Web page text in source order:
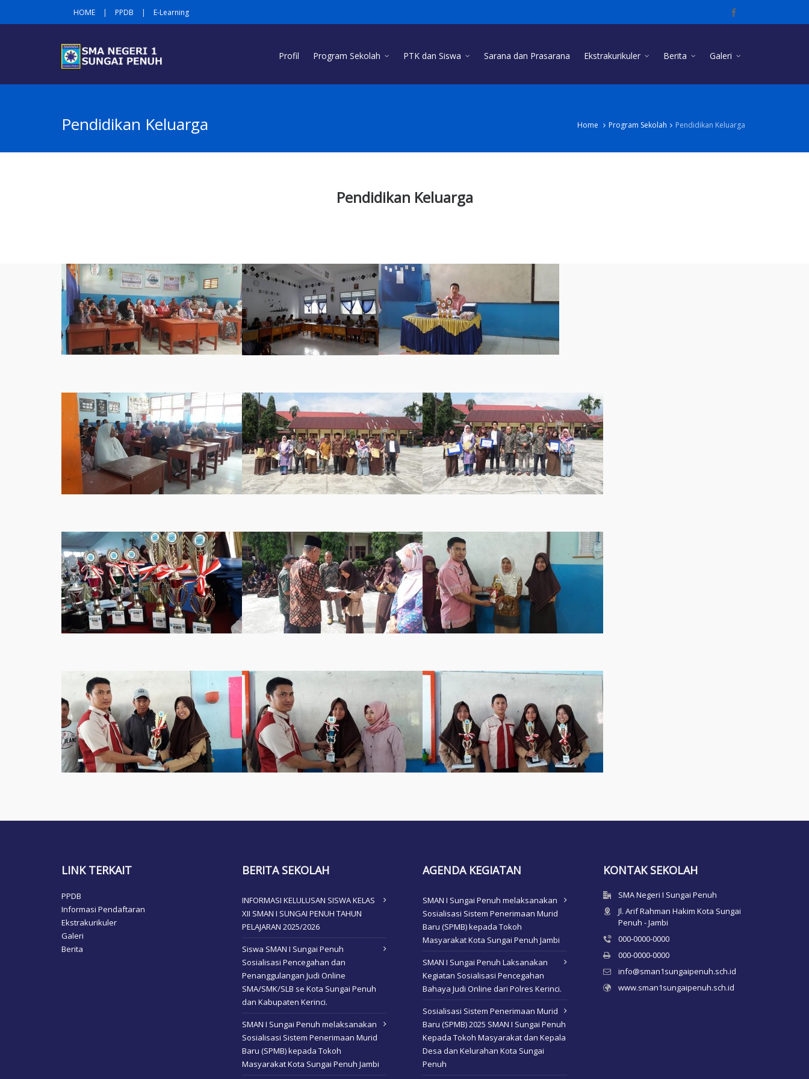
HOME | PPDB | E-Learning
Profil Program Sekolah PTK dan Siswa Sarana dan Prasarana Ekstrakurikuler Berita Galeri
Pendidikan Keluarga Home Program Sekolah Pendidikan Keluarga
Pendidikan Keluarga
LINK TERKAIT
PPDB
Informasi Pendaftaran
Ekstrakurikuler
Galeri
Berita
BERITA SEKOLAH
INFORMASI KELULUSAN SISWA KELAS
XII SMAN I SUNGAI PENUH TAHUN
PELAJARAN 2025/2026
Siswa SMAN I Sungai Penuh
Sosialisasi Pencegahan dan
Penanggulangan Judi Online
SMA/SMK/SLB se Kota Sungai Penuh
dan Kabupaten Kerinci.
SMAN I Sungai Penuh melaksanakan
Sosialisasi Sistem Penerimaan Murid
Baru (SPMB) kepada Tokoh
Masyarakat Kota Sungai Penuh Jambi
AGENDA KEGIATAN
SMAN I Sungai Penuh melaksanakan
Sosialisasi Sistem Penerimaan Murid
Baru (SPMB) kepada Tokoh
Masyarakat Kota Sungai Penuh Jambi
SMAN I Sungai Penuh Laksanakan
Kegiatan Sosialisasi Pencegahan
Bahaya Judi Online dari Polres Kerinci.
Sosialisasi Sistem Penerimaan Murid
Baru (SPMB) 2025 SMAN I Sungai Penuh
Kepada Tokoh Masyarakat dan Kepala
Desa dan Kelurahan Kota Sungai
Penuh
KONTAK SEKOLAH
SMA Negeri I Sungai Penuh
Jl. Arif Rahman Hakim Kota Sungai
Penuh - Jambi
000-0000-0000
000-0000-0000
info@sman1sungaipenuh.sch.id
www.sman1sungaipenuh.sch.id